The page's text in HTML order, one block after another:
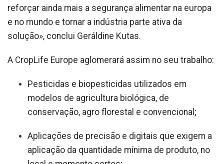
reforçar ainda mais a segurança alimentar na europa
e no mundo e tornar a indústria parte ativa da
solução», conclui Geráldine Kutas.
A CropLife Europe aglomerará assim no seu trabalho:
Pesticidas e biopesticidas utilizados em
modelos de agricultura biológica, de
conservação, agro florestal e convencional;
Aplicações de precisão e digitais que exigem a
aplicação da quantidade mínima de produto, no